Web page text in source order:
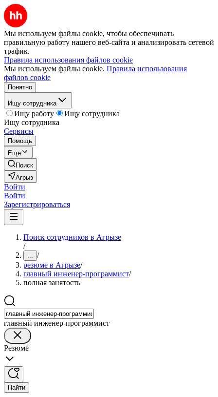
Мы используем файлы cookie, чтобы обеспечивать
правильную работу нашего веб-сайта и анализировать сетевой
трафик.
Правила использования файлов cookie
Мы используем файлы cookie. Правила использования
файлов cookie
Понятно
Ищу сотрудника
Ищу работу
Ищу сотрудника
Ищу сотрудника
Сервисы
Помощь
Ещё
Поиск
Агрыз
Войти
Войти
Зарегистрироваться
Поиск сотрудников в Агрызе
/
... /
резюме в Агрызе/
главный инженер-программист/
полная занятость
главный инженер-программист
Резюме
Найти